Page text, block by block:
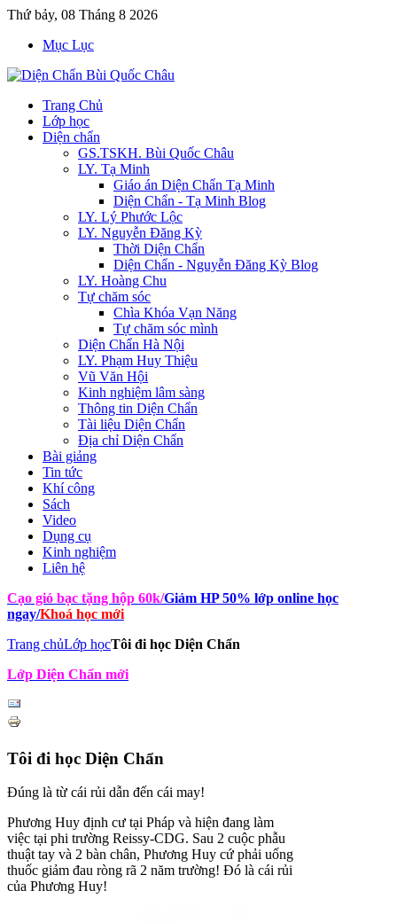
Thứ bảy, 08 Tháng 8 2026
Mục Lục
Trang Chủ
Lớp học
Diện chẩn
GS.TSKH. Bùi Quốc Châu
LY. Tạ Minh
Giáo án Diện Chẩn Tạ Minh
Diện Chẩn - Tạ Minh Blog
LY. Lý Phước Lộc
LY. Nguyễn Đăng Kỳ
Thời Diện Chẩn
Diện Chẩn - Nguyễn Đăng Kỳ Blog
LY. Hoàng Chu
Tự chăm sóc
Chìa Khóa Vạn Năng
Tự chăm sóc mình
Diện Chẩn Hà Nội
LY. Phạm Huy Thiệu
Vũ Văn Hội
Kinh nghiệm lâm sàng
Thông tin Diện Chẩn
Tài liệu Diện Chẩn
Địa chỉ Diện Chẩn
Bài giảng
Tin tức
Khí công
Sách
Video
Dụng cụ
Kinh nghiệm
Liên hệ
Cạo gió bạc tặng hộp 60k/Giảm HP 50% lớp online học
ngay/Khoá học mới
Trang chủLớp họcTôi đi học Diện Chẩn
Lớp Diện Chẩn mới
Tôi đi học Diện Chẩn
Đúng là từ cái rủi dẫn đến cái may!
Phương Huy định cư tại Pháp và hiện đang làm
việc tại phi trường Reissy-CDG. Sau 2 cuộc phẫu
thuật tay và 2 bàn chân, Phương Huy cứ phải uống
thuốc giảm đau ròng rã 2 năm trường! Đó là cái rủi
của Phương Huy!